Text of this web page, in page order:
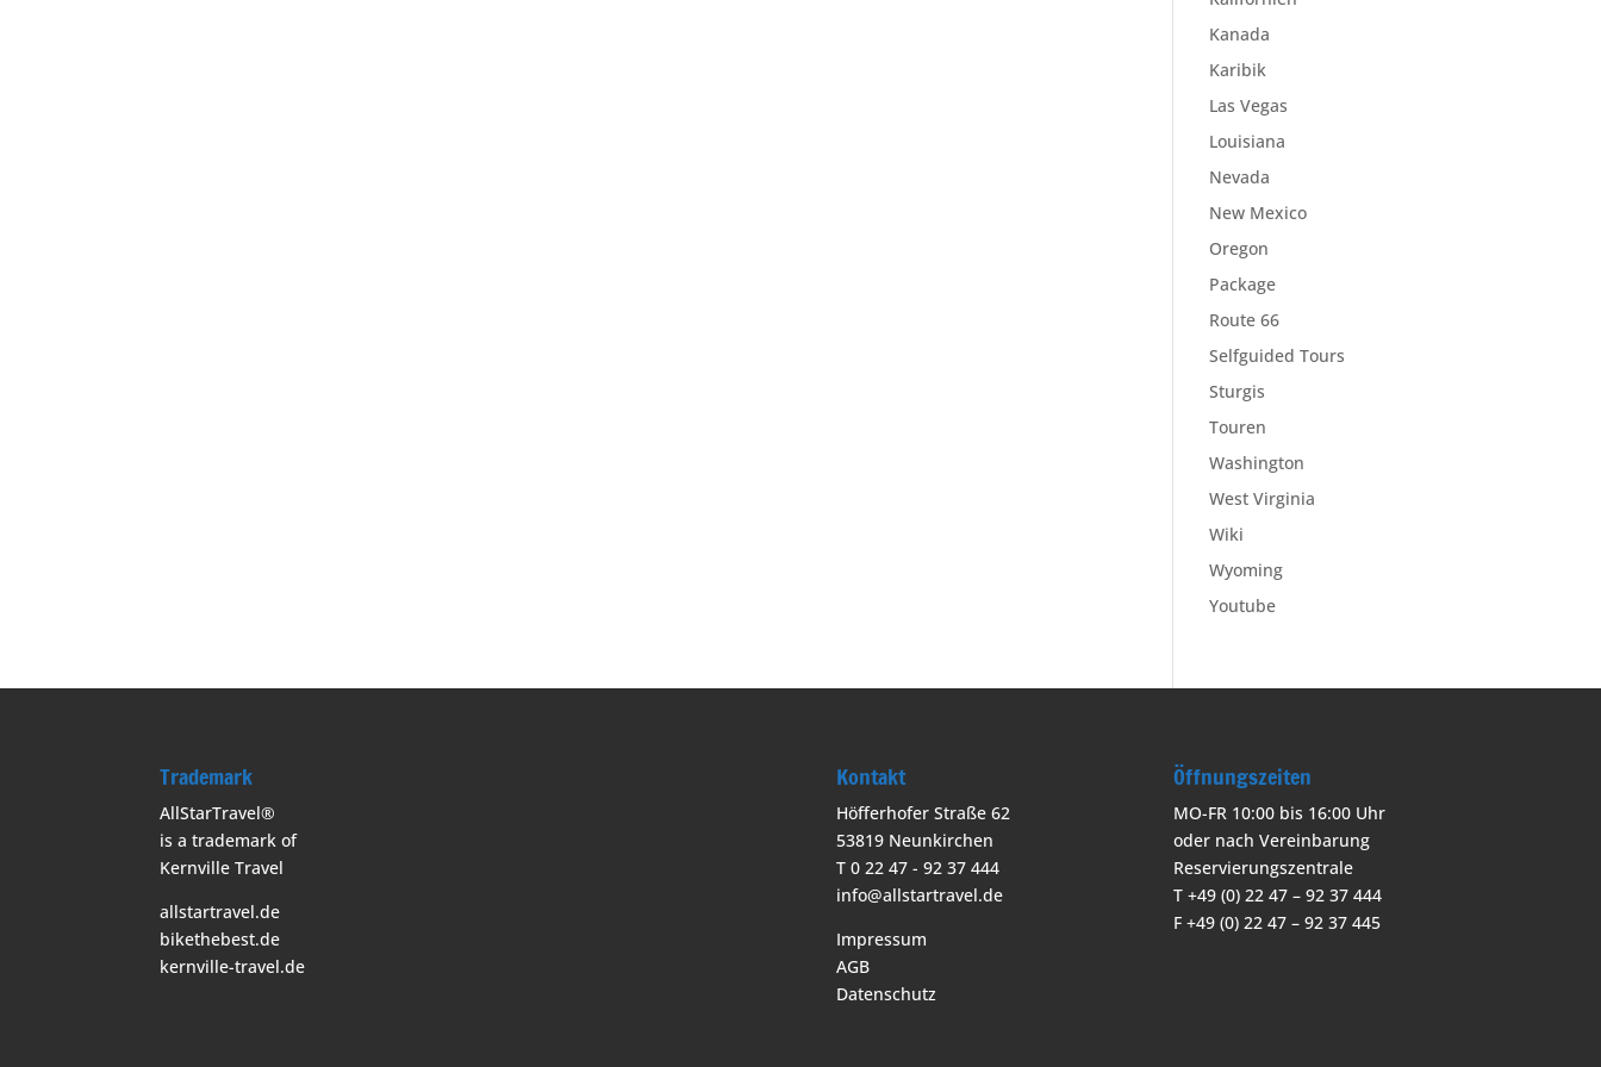
Kanada
Karibik
Las Vegas
Louisiana
Nevada
New Mexico
Oregon
Package
Route 66
Selfguided Tours
Sturgis
Touren
Washington
West Virginia
Wiki
Wyoming
Youtube
Trademark
AllStarTravel®
is a trademark of
Kernville Travel
allstartravel.de
bikethebest.de
kernville-travel.de
Kontakt
Höfferhofer Straße 62
53819 Neunkirchen
T 0 22 47 - 92 37 444
info@allstartravel.de
Impressum
AGB
Datenschutz
Öffnungszeiten
MO-FR 10:00 bis 16:00 Uhr
oder nach Vereinbarung
Reservierungszentrale
T +49 (0) 22 47 – 92 37 444
F +49 (0) 22 47 – 92 37 445